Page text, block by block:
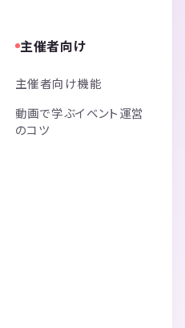
主催者向け
主催者向け機能
動画で学ぶイベント運営
のコツ